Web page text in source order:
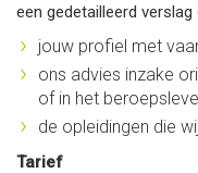
een gedetailleerd
jouw profiel met
ons advies inzake
of in het
de opleidingen die
Tarief